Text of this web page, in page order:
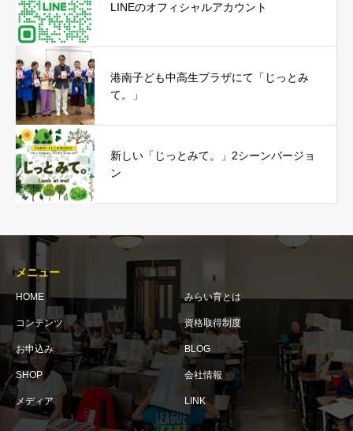
LINEのオフィシャルアカウント
港南子ども中高生プラザにて「じっとみ
て。」
新しい「じっとみて。」2シーンバージョ
ン
メニュー
HOME みらい育とは
コンテンツ 資格取得制度
お申込み BLOG
SHOP 会社情報
メディア LINK